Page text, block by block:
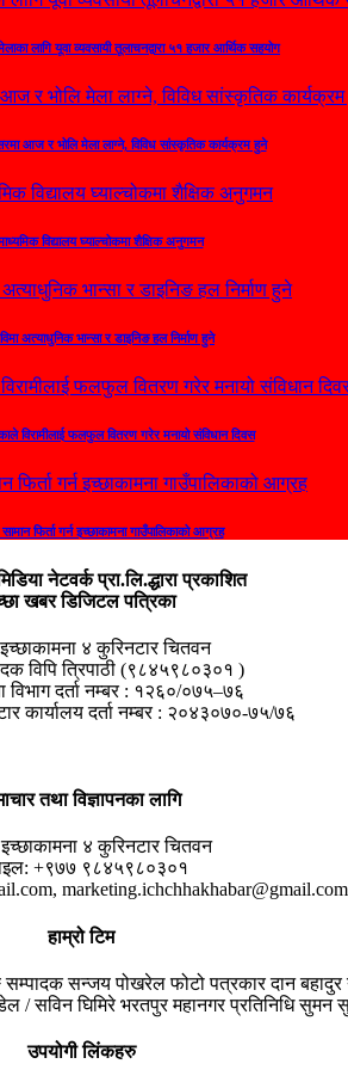
लागि यूवा व्यवसायी तूलाचनद्वारा ५१ हजार आर्थिक सहयोग
आज र भोलि मेला लाग्ने, विविध सांस्कृतिक कार्यक्रम हुने
माध्यमिक विद्यालय घ्याल्चोकमा शैक्षिक अनुगमन
अत्याधुनिक भान्सा र डाइनिङ हल निर्माण हुने
विरामीलाई फलफुल वितरण गरेर मनायो संविधान दिवस
फिर्ता गर्न इच्छाकामना गाउँपालिकाको आग्रह
नेटवर्क प्रा.लि.द्धारा प्रकाशित
खबर डिजिटल पत्रिका
इच्छाकामना ४ कुरिनटार चितवन
विपि त्रिपाठी (९८४५९८०३०१ )
विभाग दर्ता नम्बर : १२६०/०७५–७६
कार्यालय दर्ता नम्बर : २०४३०७०-७५/७६
तथा विज्ञापनका लागि
इच्छाकामना ४ कुरिनटार चितवन
+९७७ ९८४५९८०३०१
marketing.ichchhakhabar@gmail.com
हाम्रो टिम
सम्पादकसन्जय पोखरेलफोटो पत्रकारदान
/ सविन घिमिरेभरतपुर महानगर प्रतिनिधिसुमन
उपयोगी लिंकहरु